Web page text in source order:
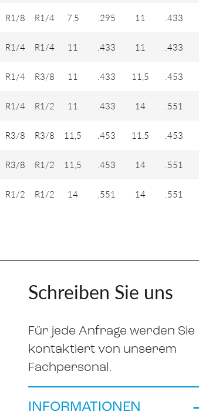
R1/8 R1/4 7,5 .295 11 .433
R1/4 R1/4 11 .433 11 .433
R1/4 R3/8 11 .433 11,5 .453
R1/4 R1/2 11 .433 14 .551
R3/8 R3/8 11,5 .453 11,5 .453
R3/8 R1/2 11,5 .453 14 .551
R1/2 R1/2 14 .551 14 .551
Schreiben Sie uns
Für jede Anfrage werden Sie
kontaktiert von unserem
Fachpersonal.
INFORMATIONEN